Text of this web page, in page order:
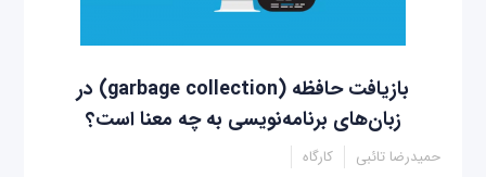
بازیافت حافظه (garbage collection) در
زبان‌های برنامه‌نویسی به چه معنا است؟
حمیدرضا تائبی کارگاه